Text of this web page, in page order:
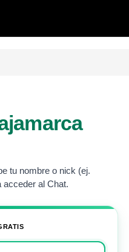
tu nombre o nick (ej.
acceder al Chat.